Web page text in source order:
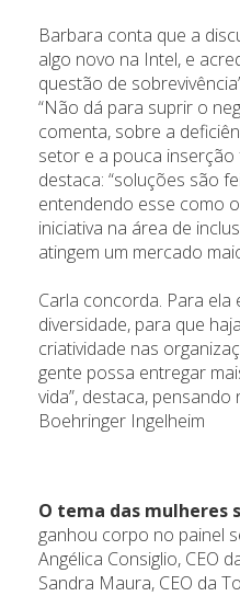
Barbara conta que a
algo novo na Intel, e
questão de
“Não dá para suprir o
comenta, sobre a
setor e a pouca inserção
destaca: “soluções são
entendendo esse como
iniciativa na área de
atingem um mercado
Carla concorda. Para ela
diversidade, para que
criatividade nas
gente possa entregar
vida”, destaca,
Boehringer Ingelheim
O tema das mulheres
ganhou corpo no painel
Angélica Consiglio, CEO
Sandra Maura, CEO da